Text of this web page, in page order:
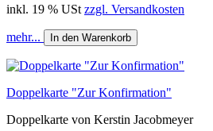
inkl. 19 % USt zzgl. Versandkosten
mehr... In den Warenkorb
Doppelkarte "Zur Konfirmation"
Doppelkarte von Kerstin Jacobmeyer